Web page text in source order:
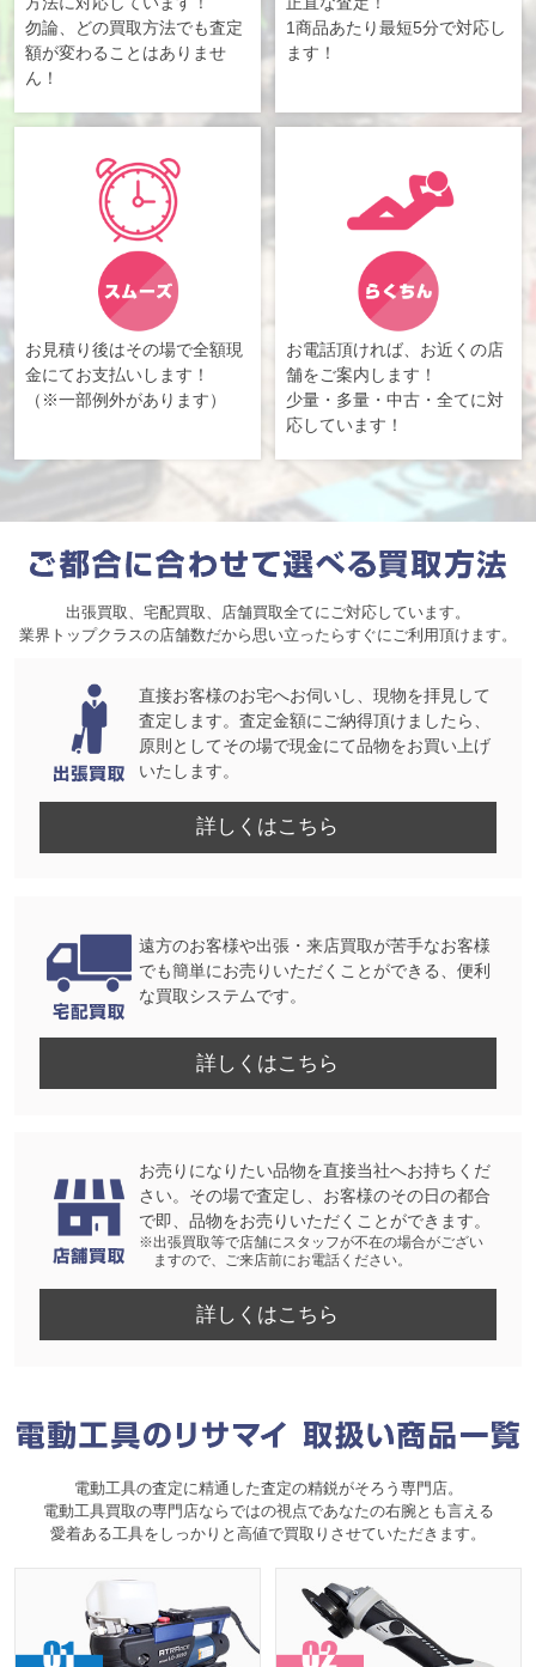
勿論、どの買取方法でも査定
額が変わることはありませ
ん！
1商品あたり最短5分で対応し
ます！
お見積り後はその場で全額現
金にてお支払いします！
（※一部例外があります）
お電話頂ければ、お近くの店
舗をご案内します！
少量・多量・中古・全てに対
応しています！
出張買取、宅配買取、店舗買取全てにご対応しています。
業界トップクラスの店舗数だから思い立ったらすぐにご利用頂けます。
直接お客様のお宅へお伺いし、現物を拝見して
査定します。査定金額にご納得頂けましたら、
原則としてその場で現金にて品物をお買い上げ
いたします。
詳しくはこちら
遠方のお客様や出張・来店買取が苦手なお客様
でも簡単にお売りいただくことができる、便利
な買取システムです。
詳しくはこちら
お売りになりたい品物を直接当社へお持ちくだ
さい。その場で査定し、お客様のその日の都合
で即、品物をお売りいただくことができます。
※出張買取等で店舗にスタッフが不在の場合がござい
ますので、ご来店前にお電話ください。
詳しくはこちら
電動工具の査定に精通した査定の精鋭がそろう専門店。
電動工具買取の専門店ならではの視点であなたの右腕とも言える
愛着ある工具をしっかりと高値で買取りさせていただきます。